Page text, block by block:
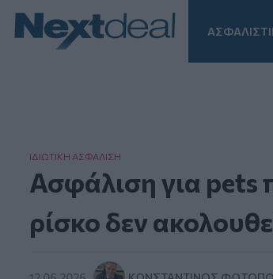
ΙΔΙΩΤΙΚΗ ΑΣΦAΛΙΣΗ
Ασφάλιση για pets
ρίσκο δεν